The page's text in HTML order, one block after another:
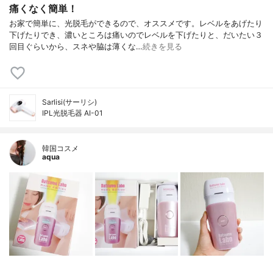
痛くなく簡単！
お家で簡単に、光脱毛ができるので、オススメです。レベルをあげたり
下げたりでき、濃いところは痛いのでレベルを下げたりと、だいたい３
回目ぐらいから、スネや脇は薄くな…続きを見る
Sarlisi(サーリシ)
IPL光脱毛器 AI-01
韓国コスメ
aqua